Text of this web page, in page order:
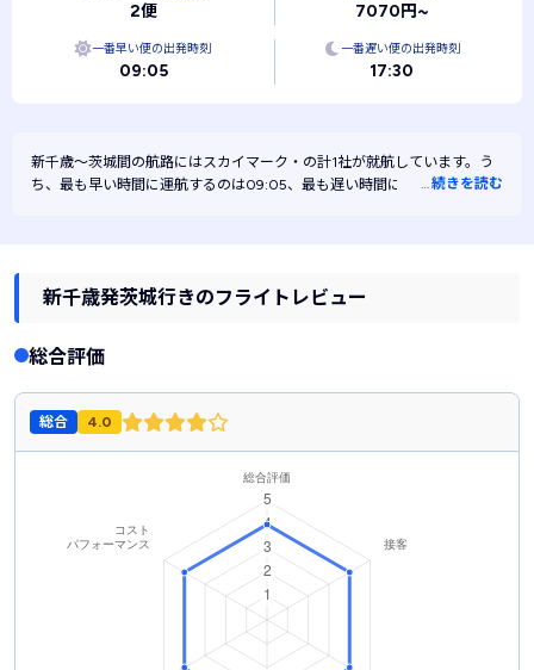
2便 7070円~
一番早い便の出発時刻
09:05
一番遅い便の出発時刻
17:30
新千歳～茨城間の航路にはスカイマーク・ の計1社が就航しています。う
ち、最も早い時間に運航するのは09:05、最も遅い時間に運航するのは
…続きを読む
新千歳発茨城行きのフライトレビュー
総合評価
総合 4.0